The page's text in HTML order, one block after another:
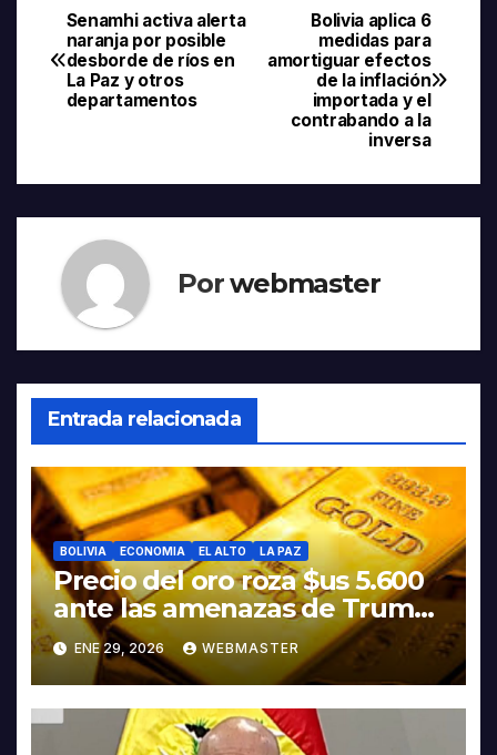
Navegación
de
entradas
Bolivia aplica 6
medidas para
amortiguar efectos
de la inflación
importada y el
contrabando a la
inversa
Senamhi activa alerta
naranja por posible
desborde de ríos en
La Paz y otros
departamentos
Porwebmaster
Entrada relacionada
BOLIVIA ECONOMIA EL ALTO LA PAZ
Precio del oro roza $us 5.600
ante las amenazas de Trump
contra Irán
ENE 29, 2026 WEBMASTER